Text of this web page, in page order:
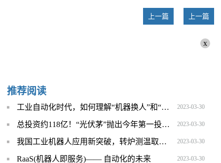
上一篇 上一篇
x
推荐阅读
工业自动化时代，如何理解“机器换人”和“人机协作”_每日精选 2023-03-30
总投资约118亿！“光伏茅”抛出今年第一投！ 环球通讯 2023-03-30
我国工业机器人应用新突破，转炉测温取样机器人正式人投入运行 环球焦点 2023-03-30
RaaS(机器人即服务)—— 自动化的未来 2023-03-30